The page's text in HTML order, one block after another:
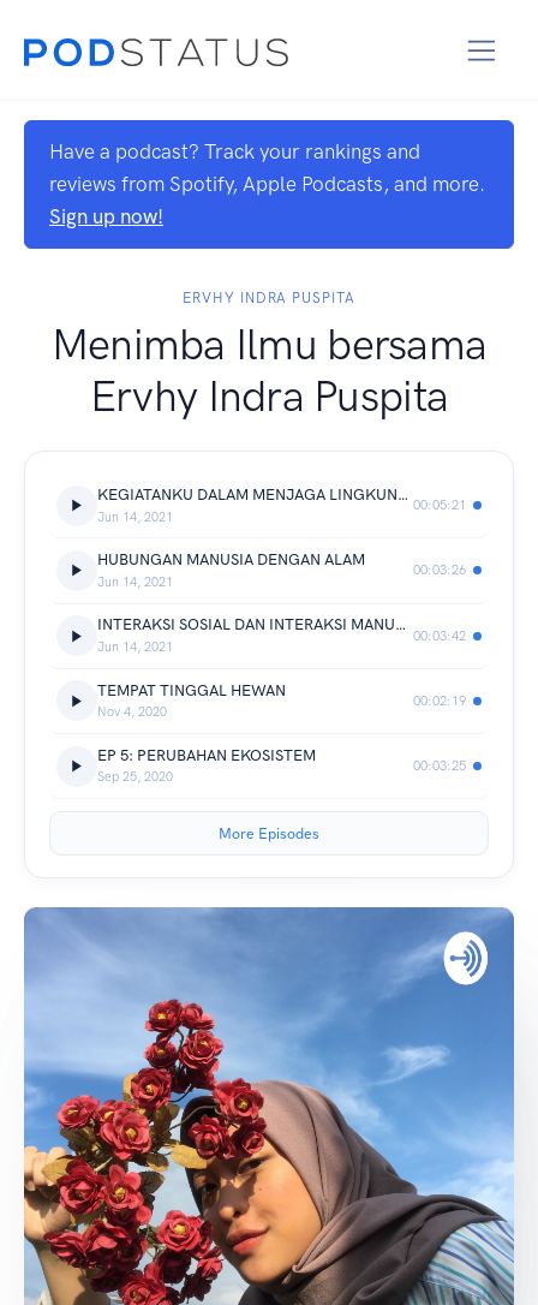
Have a podcast? Track your rankings and
reviews from Spotify, Apple Podcasts, and more.
Sign up now!
ERVHY INDRA PUSPITA
Menimba Ilmu bersama
Ervhy Indra Puspita
KEGIATANKU DALAM MENJAGA LINGKUNGAN ALAMKU DI DAERAH PEGUNUNGAN
Jun 14, 2021
00:05:21
HUBUNGAN MANUSIA DENGAN ALAM
Jun 14, 2021
00:03:26
INTERAKSI SOSIAL DAN INTERAKSI MANUSIA DENGAN LINGKUNGAN ALAM
Jun 14, 2021
00:03:42
TEMPAT TINGGAL HEWAN
Nov 4, 2020
00:02:19
EP 5: PERUBAHAN EKOSISTEM
Sep 25, 2020
00:03:25
More Episodes